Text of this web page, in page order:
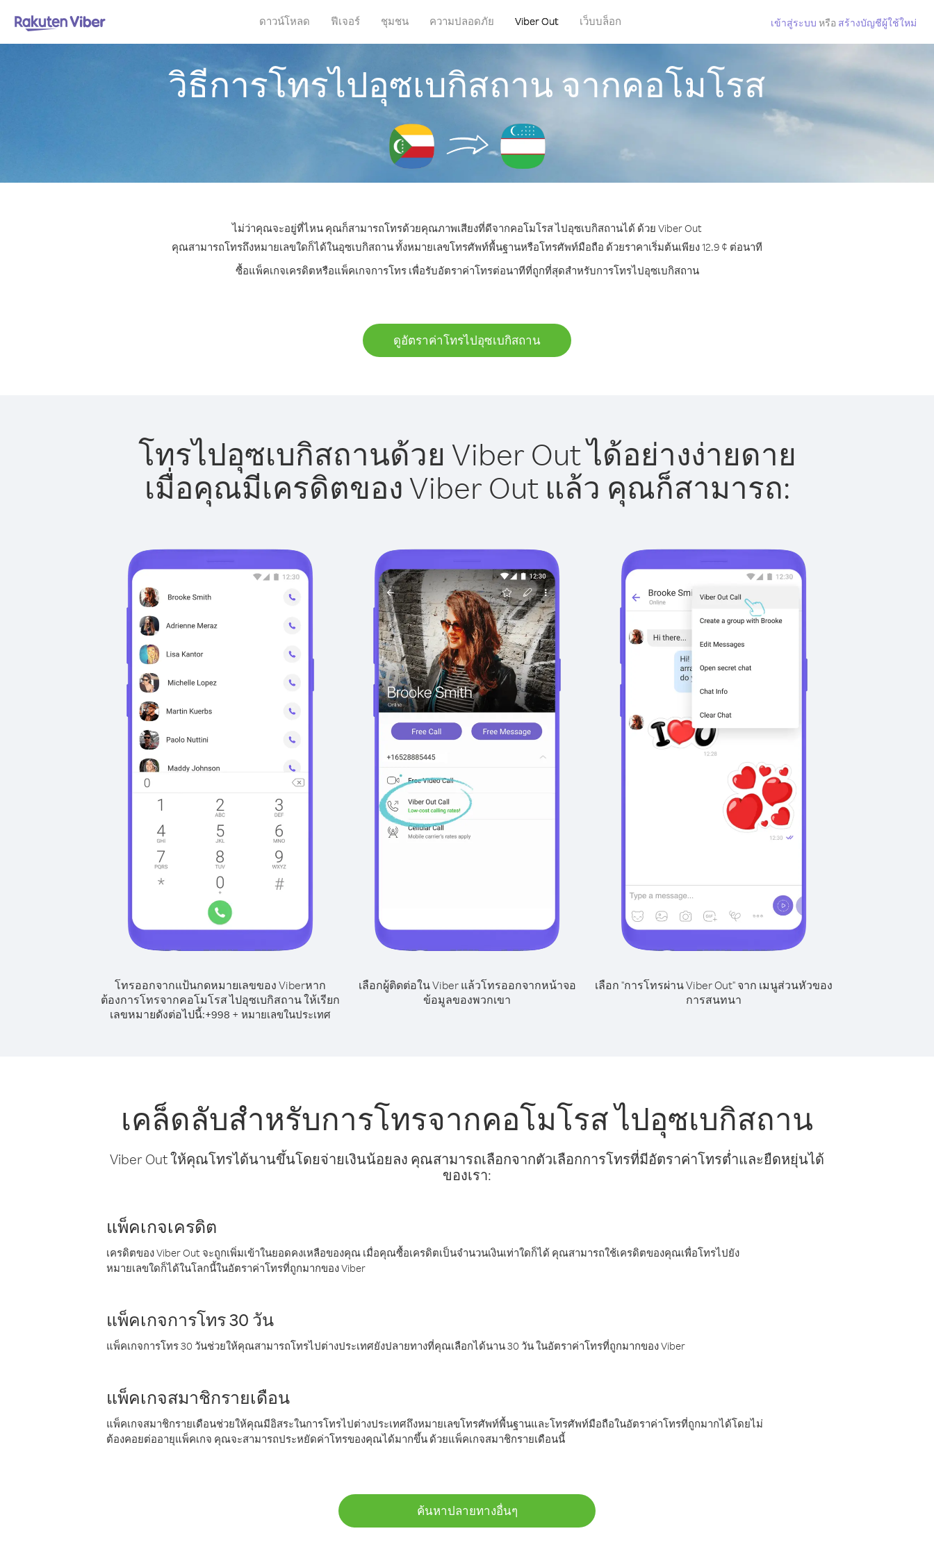
ดาวน์โหลด ฟีเจอร์ ชุมชน ความปลอดภัย Viber Out เว็บบล็อก เข้าสู่ระบบ หรือ สร้างบัญชีผู้ใช้ใหม่
วิธีการโทรไปอุซเบกิสถาน จากคอโมโรส
ไม่ว่าคุณจะอยู่ที่ไหน คุณก็สามารถโทรด้วยคุณภาพเสียงที่ดีจากคอโมโรส ไปอุซเบกิสถานได้ ด้วย Viber Out
คุณสามารถโทรถึงหมายเลขใดก็ได้ในอุซเบกิสถาน ทั้งหมายเลขโทรศัพท์พื้นฐานหรือโทรศัพท์มือถือ ด้วยราคาเริ่มต้นเพียง 12.9 ¢ ต่อนาที
ซื้อแพ็คเกจเครดิตหรือแพ็คเกจการโทร เพื่อรับอัตราค่าโทรต่อนาทีที่ถูกที่สุดสำหรับการโทรไปอุซเบกิสถาน
ดูอัตราค่าโทรไปอุซเบกิสถาน
โทรไปอุซเบกิสถานด้วย Viber Out ได้อย่างง่ายดาย
เมื่อคุณมีเครดิตของ Viber Out แล้ว คุณก็สามารถ:
โทรออกจากแป้นกดหมายเลขของ Viberหาก
ต้องการโทรจากคอโมโรส ไปอุซเบกิสถาน ให้เรียก
เลขหมายดังต่อไปนี้:+998 + หมายเลขในประเทศ
เลือกผู้ติดต่อใน Viber แล้วโทรออกจากหน้าจอ
ข้อมูลของพวกเขา
เลือก "การโทรผ่าน Viber Out" จาก เมนูส่วนหัวของ
การสนทนา
เคล็ดลับสำหรับการโทรจากคอโมโรส ไปอุซเบกิสถาน
Viber Out ให้คุณโทรได้นานขึ้นโดยจ่ายเงินน้อยลง คุณสามารถเลือกจากตัวเลือกการโทรที่มีอัตราค่าโทรต่ำและยืดหยุ่นได้
ของเรา:
แพ็คเกจเครดิต
เครดิตของ Viber Out จะถูกเพิ่มเข้าในยอดคงเหลือของคุณ เมื่อคุณซื้อเครดิตเป็นจำนวนเงินเท่าใดก็ได้ คุณสามารถใช้เครดิตของคุณเพื่อโทรไปยัง
หมายเลขใดก็ได้ในโลกนี้ในอัตราค่าโทรที่ถูกมากของ Viber
แพ็คเกจการโทร 30 วัน
แพ็คเกจการโทร 30 วันช่วยให้คุณสามารถโทรไปต่างประเทศยังปลายทางที่คุณเลือกได้นาน 30 วัน ในอัตราค่าโทรที่ถูกมากของ Viber
แพ็คเกจสมาชิกรายเดือน
แพ็คเกจสมาชิกรายเดือนช่วยให้คุณมีอิสระในการโทรไปต่างประเทศถึงหมายเลขโทรศัพท์พื้นฐานและโทรศัพท์มือถือในอัตราค่าโทรที่ถูกมากได้โดยไม่
ต้องคอยต่ออายุแพ็คเกจ คุณจะสามารถประหยัดค่าโทรของคุณได้มากขึ้น ด้วยแพ็คเกจสมาชิกรายเดือนนี้
ค้นหาปลายทางอื่นๆ